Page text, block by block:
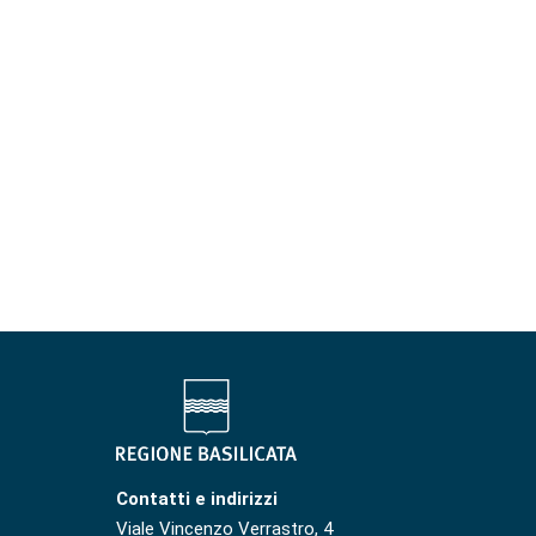
Contatti e indirizzi
Viale Vincenzo Verrastro, 4